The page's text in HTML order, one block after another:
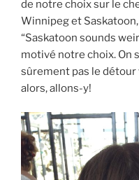
de notre choix sur le
Winnipeg et
“Saskatoon sounds
motivé notre choix. On
sûrement pas le détour
alors, allons-y!